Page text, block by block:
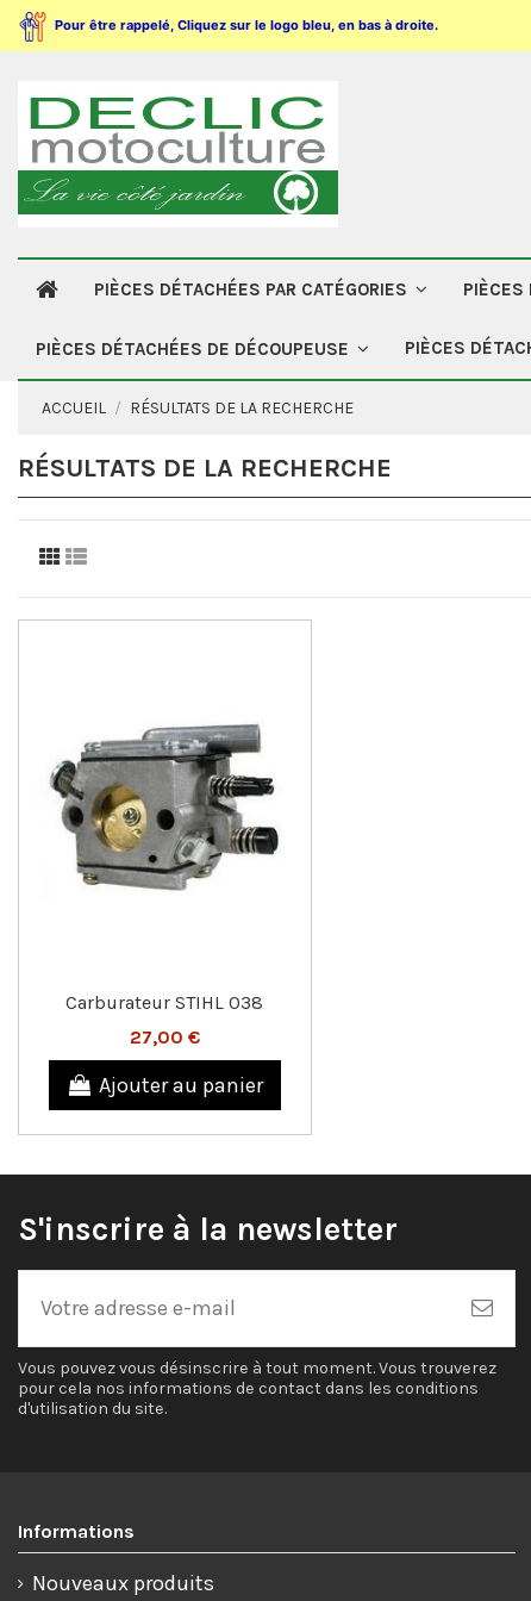
Pour être rappelé, Cliquez sur le logo bleu, en bas à droite.
PIÈCES DÉTACHÉES PAR CATÉGORIES PIÈCES
PIÈCES DÉTACHÉES DE DÉCOUPEUSE PIÈCES
ACCUEIL RÉSULTATS DE LA RECHERCHE
RÉSULTATS DE LA RECHERCHE
Carburateur STIHL 038
27,00 €
Ajouter au panier
S'inscrire à la newsletter
Vous pouvez vous désinscrire à tout moment. Vous trouverez
pour cela nos informations de contact dans les conditions
d'utilisation du site.
Informations
Nouveaux produits